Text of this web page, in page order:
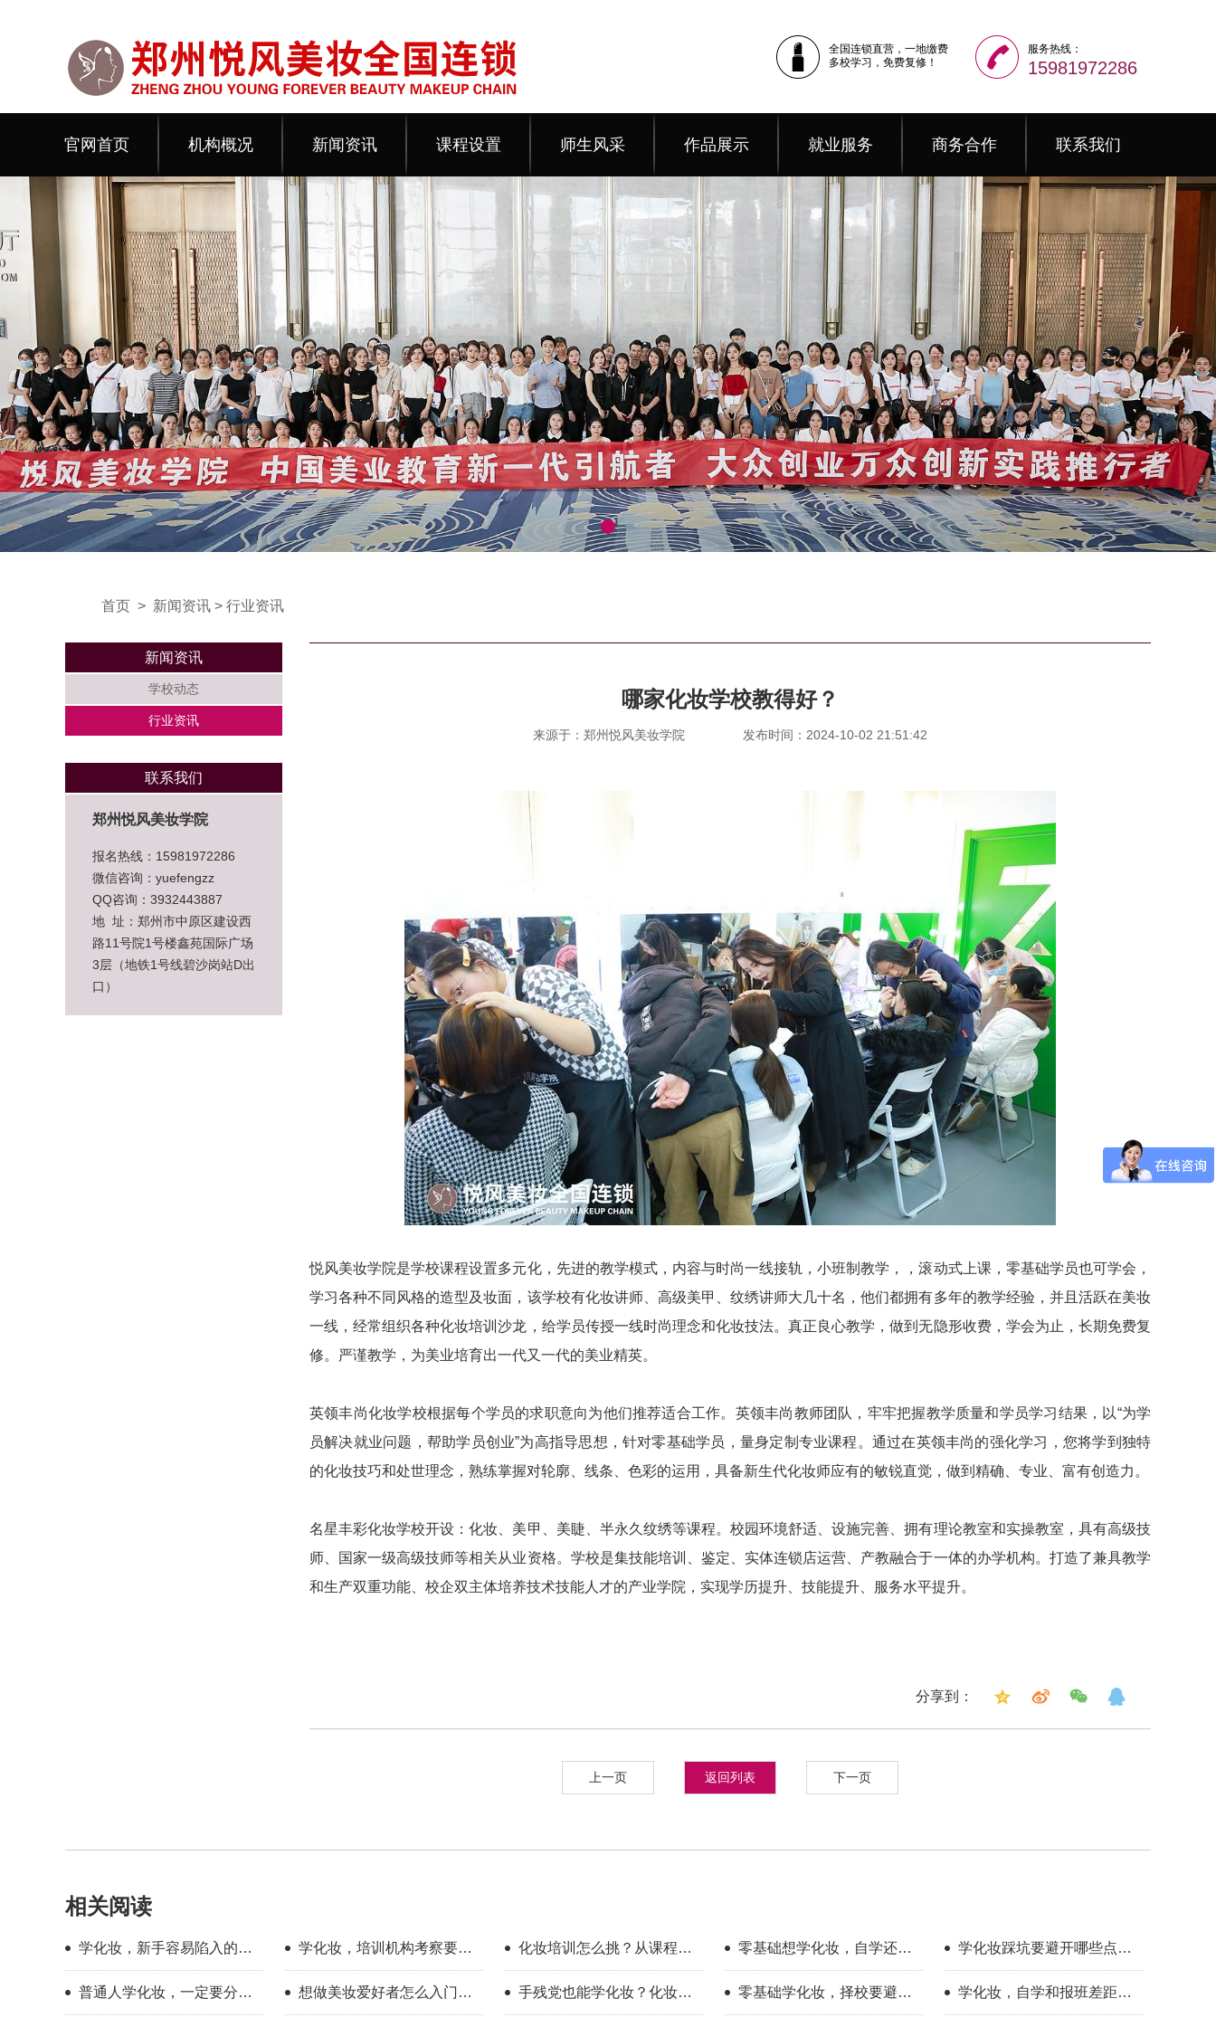
全国连锁直营，一地缴费
多校学习，免费复修！
服务热线：
15981972286
官网首页 机构概况 新闻资讯 课程设置 师生风采 作品展示 就业服务 商务合作 联系我们
首页 > 新闻资讯 > 行业资讯
新闻资讯
学校动态
行业资讯
联系我们
郑州悦风美妆学院
报名热线：15981972286
微信咨询：yuefengzz
QQ咨询：3932443887
地 址：郑州市中原区建设西
路11号院1号楼鑫苑国际广场
3层（地铁1号线碧沙岗站D出
口）
哪家化妆学校教得好？
来源于：郑州悦风美妆学院 发布时间：2024-10-02 21:51:42
悦风美妆学院是学校课程设置多元化，先进的教学模式，内容与时尚一线接轨，小班制教学，，滚动式上课，零基础学员也可学会，
学习各种不同风格的造型及妆面，该学校有化妆讲师、高级美甲、纹绣讲师大几十名，他们都拥有多年的教学经验，并且活跃在美妆
一线，经常组织各种化妆培训沙龙，给学员传授一线时尚理念和化妆技法。真正良心教学，做到无隐形收费，学会为止，长期免费复
修。严谨教学，为美业培育出一代又一代的美业精英。
英领丰尚化妆学校根据每个学员的求职意向为他们推荐适合工作。英领丰尚教师团队，牢牢把握教学质量和学员学习结果，以“为学
员解决就业问题，帮助学员创业”为高指导思想，针对零基础学员，量身定制专业课程。通过在英领丰尚的强化学习，您将学到独特
的化妆技巧和处世理念，熟练掌握对轮廓、线条、色彩的运用，具备新生代化妆师应有的敏锐直觉，做到精确、专业、富有创造力。
名星丰彩化妆学校开设：化妆、美甲、美睫、半永久纹绣等课程。校园环境舒适、设施完善、拥有理论教室和实操教室，具有高级技
师、国家一级高级技师等相关从业资格。学校是集技能培训、鉴定、实体连锁店运营、产教融合于一体的办学机构。打造了兼具教学
和生产双重功能、校企双主体培养技术技能人才的产业学院，实现学历提升、技能提升、服务水平提升。
分享到：
相关阅读
学化妆，新手容易陷入的几
个认知误区
学化妆，培训机构考察要看
哪几点
化妆培训怎么挑？从课程维
度做横向对比
零基础想学化妆，自学还是
找学校？过来人分享择校心
得
学化妆踩坑要避开哪些点？
新手择校干货分享
普通人学化妆，一定要分清
你的学习目标
想做美妆爱好者怎么入门？
新手入门完整流程指南
手残党也能学化妆？化妆学
校怎么选？
零基础学化妆，择校要避开
哪些误区？
学化妆，自学和报班差距到
底有多大？
上一页 返回列表 下一页